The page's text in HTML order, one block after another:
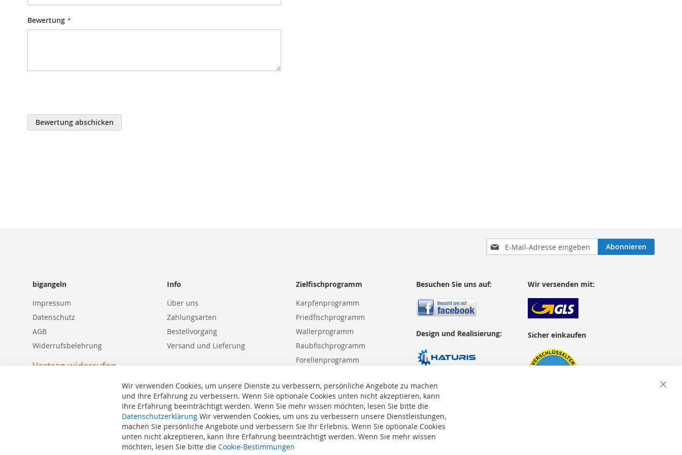
Bewertung
Bewertung abschicken
Anmeldung
zum
Abonnieren
bigangeln
Impressum
Datenschutz
AGB
Widerrufsbelehrung
Vertrag widerrufen
Info
Über uns
Zahlungsarten
Bestellvorgang
Versand und Lieferung
Zielfischprogramm
Karpfenprogramm
Friedfischprogramm
Wallerprogramm
Raubfischprogramm
Forellenprogramm
Besuchen Sie uns auf:
Design und Realisierung:
Wir versenden mit:
Sicher einkaufen
Bestellungen und Rücksendungen
Close
Wir verwenden Cookies, um unsere Dienste zu verbessern, persönliche Angebote zu machen
und Ihre Erfahrung zu verbessern. Wenn Sie optionale Cookies unten nicht akzeptieren, kann
Ihre Erfahrung beeinträchtigt werden. Wenn Sie mehr wissen möchten, lesen Sie bitte die
Datenschutzerklärung Wir verwenden Cookies, um uns zu verbessern unsere Dienstleistungen,
machen Sie persönliche Angebote und verbessern Sie Ihr Erlebnis. Wenn Sie optionale Cookies
unten nicht akzeptieren, kann Ihre Erfahrung beeinträchtigt werden. Wenn Sie mehr wissen
möchten, lesen Sie bitte dieCookie-Bestimmungen